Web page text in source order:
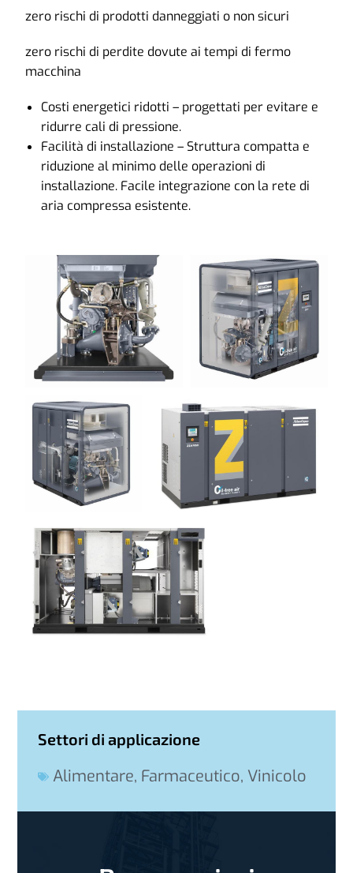
zero rischi di prodotti danneggiati o non sicuri
zero rischi di perdite dovute ai tempi di fermo
macchina
Costi energetici ridotti – progettati per evitare e
ridurre cali di pressione.
Facilità di installazione – Struttura compatta e
riduzione al minimo delle operazioni di
installazione. Facile integrazione con la rete di
aria compressa esistente.
Settori di applicazione
Alimentare, Farmaceutico, Vinicolo